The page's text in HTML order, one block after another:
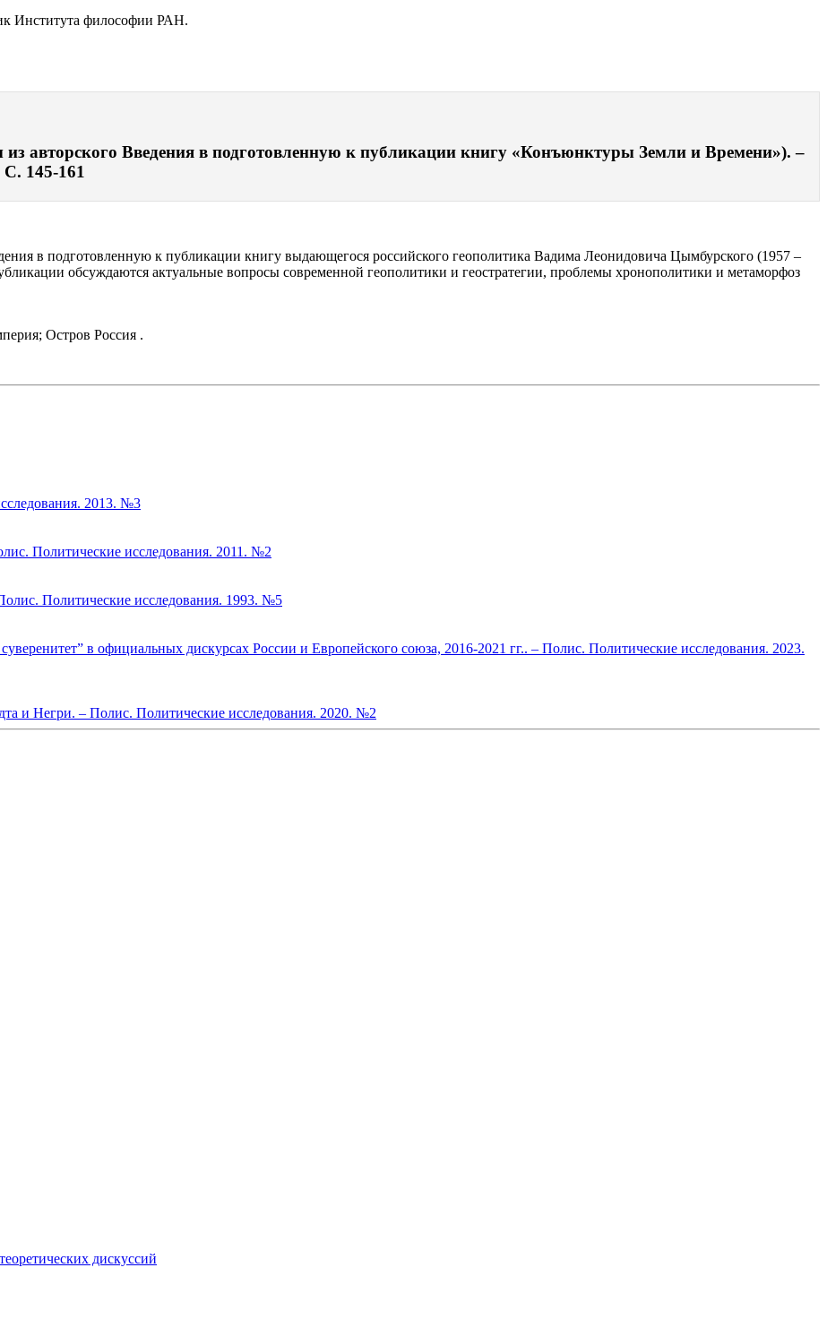
Института философии РАН.
авторского Введения в подготовленную к публикации книгу «Конъюнктуры Земли и Времени»). –
145-161
в подготовленную к публикации книгу выдающегося российского геополитика Вадима Леонидовича Цымбурского (1957 –
обсуждаются актуальные вопросы современной геополитики и геостратегии, проблемы хронополитики и метаморфоз
Остров Россия .
2013. №3
Политические исследования. 2011. №2
Политические исследования. 1993. №5
в официальных дискурсах России и Европейского союза, 2016-2021 гг.. – Полис. Политические исследования. 2023.
и Негри. – Полис. Политические исследования. 2020. №2
дискуссий